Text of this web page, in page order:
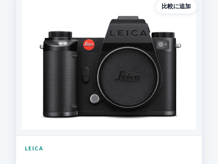
比較に追加
LEICA